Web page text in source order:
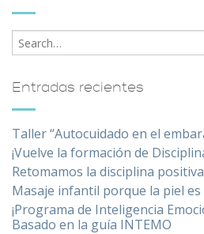
Entradas recientes
Taller “Autocuidado en el
¡Vuelve la formación de
Retomamos la disciplina
Masaje infantil porque la piel
¡Programa de Inteligencia
Basado en la guía INTEMO